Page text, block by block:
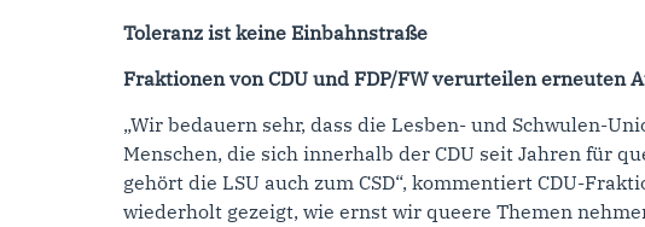
Toleranz ist keine Einbahnstraße
Fraktionen von CDU und FDP/FW verurteilen erneuten
„Wir bedauern sehr, dass die Lesben- und Schwulen-
Menschen, die sich innerhalb der CDU seit Jahren für
gehört die LSU auch zum CSD“, kommentiert CDU-
wiederholt gezeigt, wie ernst wir queere Themen